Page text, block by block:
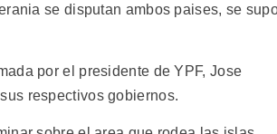
se disputan ambos paises, se
por el presidente de YPF, Jose
respectivos gobiernos.